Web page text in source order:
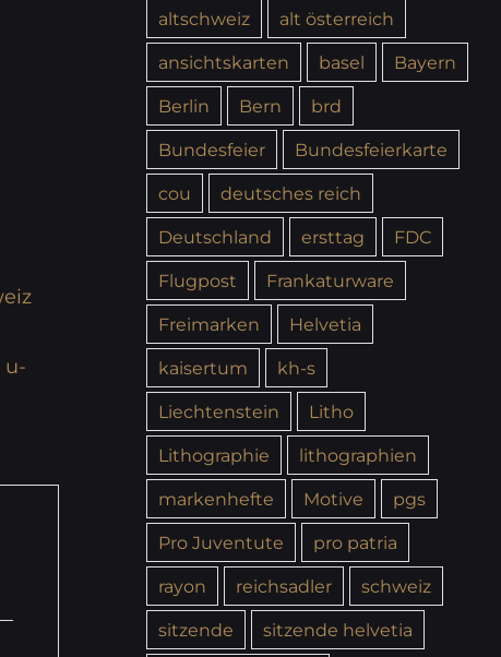
u-
altschweiz
alt österreich
ansichtskarten
basel
Bayern
Berlin
Bern
brd
Bundesfeier
Bundesfeierkarte
cou
deutsches reich
Deutschland
ersttag
FDC
Flugpost
Frankaturware
Freimarken
Helvetia
kaisertum
kh-s
Liechtenstein
Litho
Lithographie
lithographien
markenhefte
Motive
pgs
Pro Juventute
pro patria
rayon
reichsadler
schweiz
sitzende
sitzende helvetia